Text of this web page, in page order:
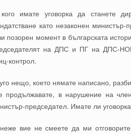
имате уговорка да станете
като незаконен
позорен момент в българската
на ДПС и ПГ на ДПС-
контрол.
нещо, което нямате написано,
продължавате, в нарушение на
председател. Имате ли
вие не смеете да ми